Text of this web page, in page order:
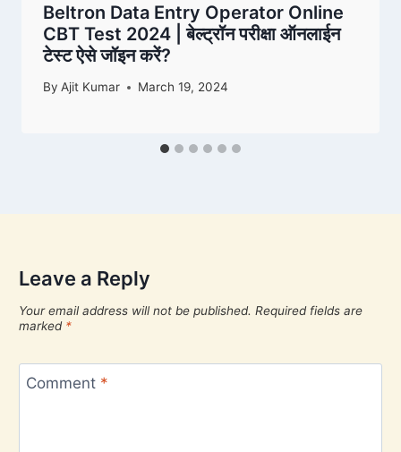
Beltron Data Entry Operator Online
CBT Test 2024 | बेल्ट्रॉन परीक्षा ऑनलाईन
टेस्ट ऐसे जॉइन करें?
By Ajit Kumar March 19, 2024
Leave a Reply
Your email address will not be published. Required fields are
marked *
Comment *